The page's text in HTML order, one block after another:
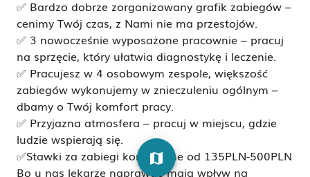
✅ Bardzo dobrze zorganizowany grafik zabiegów –
cenimy Twój czas, z Nami nie ma przestojów.
✅ 3 nowocześnie wyposażone pracownie – pracuj
na sprzęcie, który ułatwia diagnostykę i leczenie.
✅ Pracujesz w 4 osobowym zespole, większość
zabiegów wykonujemy w znieczuleniu ogólnym –
dbamy o Twój komfort pracy.
✅ Przyjazna atmosfera – pracuj w miejscu, gdzie
ludzie wspierają się.
✅Stawki za zabiegi komercyjne od 135PLN-500PLN
Bo u nas lekarze naprawdę mają wpływ na
map